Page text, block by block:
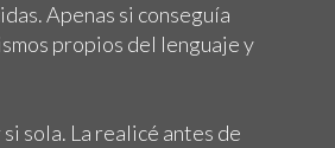
Apenas si conseguía
propios del lenguaje y
sola. La realicé antes de